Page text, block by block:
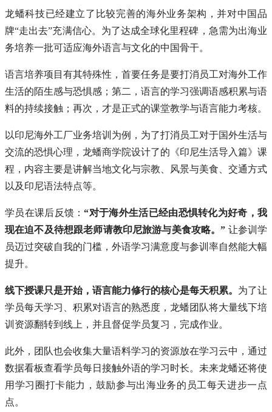
龙蟠科技已经建立了比较完善的海外业务架构，并对中国品
牌“走出去”充满信心。为了达成全球化里程碑，急需为出海业
务培养一批可适应海外语言与文化的中国骨干。
语言培养项目有其特殊性，首要任务是要打消员工对海外工作
生活的陌生感与恐惧感；第二，语言的学习强调语感积累与语
料的持续接触；再次，才是正式的课堂教学与语言能力考核。
以印尼海外工厂业务培训为例，为了打消员工对于国外生活与
交流的恐惧心理，龙蟠商学院设计了的《印尼生活导入篇》课
程，内容主要是讲解当地文化与宗教、风景与美食、交通方式
以及印尼语法特点等。
学员在课后反馈：“对于海外生活已经由恐惧转化为好奇，我
现在迫不及待想跟老师请教印尼旅游与美食攻略。” 让参训学
员迈过突破自我的门槛，外语学习满意度与参训率自然能大幅
提升。
线下授课只是开始，语言能力修行的核心是每天积累。 为了让
学员每天学习、积累对语言的熟悉度，龙蟠团队将大量线下培
训资源翻转到线上，并且督促学员复习，完成作业。
此外，团队也会收集大量语料学习的资源放在学习云中，通过
数据看板查看学员每日接触外语的学习时长。未来龙蟠还将使
用学习圈打卡能力，鼓励参与出海业务的员工每天进步一点
点。